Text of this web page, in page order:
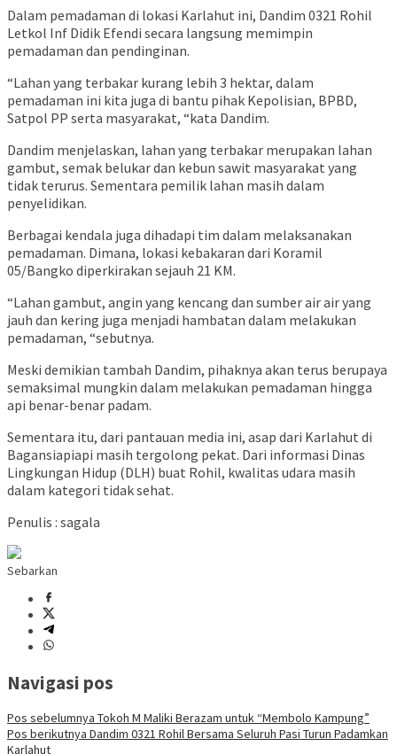
Dalam pemadaman di lokasi Karlahut ini, Dandim 0321 Rohil
Letkol Inf Didik Efendi secara langsung memimpin
pemadaman dan pendinginan.
“Lahan yang terbakar kurang lebih 3 hektar, dalam
pemadaman ini kita juga di bantu pihak Kepolisian, BPBD,
Satpol PP serta masyarakat, “kata Dandim.
Dandim menjelaskan, lahan yang terbakar merupakan lahan
gambut, semak belukar dan kebun sawit masyarakat yang
tidak terurus. Sementara pemilik lahan masih dalam
penyelidikan.
Berbagai kendala juga dihadapi tim dalam melaksanakan
pemadaman. Dimana, lokasi kebakaran dari Koramil
05/Bangko diperkirakan sejauh 21 KM.
“Lahan gambut, angin yang kencang dan sumber air air yang
jauh dan kering juga menjadi hambatan dalam melakukan
pemadaman, “sebutnya.
Meski demikian tambah Dandim, pihaknya akan terus berupaya
semaksimal mungkin dalam melakukan pemadaman hingga
api benar-benar padam.
Sementara itu, dari pantauan media ini, asap dari Karlahut di
Bagansiapiapi masih tergolong pekat. Dari informasi Dinas
Lingkungan Hidup (DLH) buat Rohil, kwalitas udara masih
dalam kategori tidak sehat.
Penulis : sagala
Sebarkan
Navigasi pos
Pos sebelumnya Tokoh M Maliki Berazam untuk “Membolo Kampung”
Pos berikutnya Dandim 0321 Rohil Bersama Seluruh Pasi Turun Padamkan
Karlahut